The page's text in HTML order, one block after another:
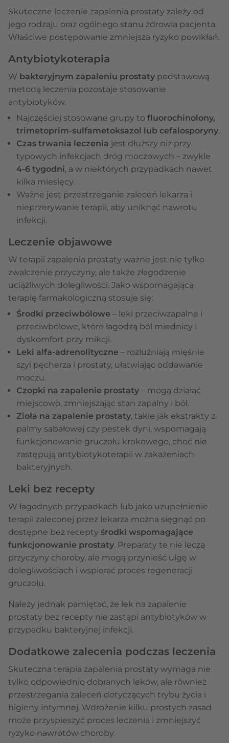
Skuteczne leczenie zapalenia prostaty zależy od
jego rodzaju oraz ogólnego stanu zdrowia pacjenta.
Właściwe postępowanie zmniejsza ryzyko powikłań.
Antybiotykoterapia
W bakteryjnym zapaleniu prostaty podstawową
metodą leczenia pozostaje stosowanie
antybiotyków.
Najczęściej stosowane grupy to fluorochinolony,
trimetoprim-sulfametoksazol lub cefalosporyny.
Czas trwania leczenia jest dłuższy niż przy
typowych infekcjach dróg moczowych – zwykle
4-6 tygodni, a w niektórych przypadkach nawet
kilka miesięcy.
Ważne jest przestrzeganie zaleceń lekarza i
nieprzerywanie terapii, aby uniknąć nawrotu
infekcji.
Leczenie objawowe
W terapii zapalenia prostaty ważne jest nie tylko
zwalczenie przyczyny, ale także złagodzenie
uciążliwych dolegliwości. Jako wspomagającą
terapię farmakologiczną stosuje się:
Środki przeciwbólowe – leki przeciwzapalne i
przeciwbólowe, które łagodzą ból miednicy i
dyskomfort przy mikcji.
Leki alfa-adrenolityczne – rozluźniają mięśnie
szyi pęcherza i prostaty, ułatwiając oddawanie
moczu.
Czopki na zapalenie prostaty – mogą działać
miejscowo, zmniejszając stan zapalny i ból.
Zioła na zapalenie prostaty, takie jak ekstrakty z
palmy sabałowej czy pestek dyni, wspomagają
funkcjonowanie gruczołu krokowego, choć nie
zastępują antybiotykoterapii w zakażeniach
bakteryjnych.
Leki bez recepty
W łagodnych przypadkach lub jako uzupełnienie
terapii zaleconej przez lekarza można sięgnąć po
dostępne bez recepty środki wspomagające
funkcjonowanie prostaty. Preparaty te nie leczą
przyczyny choroby, ale mogą przynieść ulgę w
dolegliwościach i wspierać proces regeneracji
gruczołu.
Należy jednak pamiętać, że lek na zapalenie
prostaty bez recepty nie zastąpi antybiotyków w
przypadku bakteryjnej infekcji.
Dodatkowe zalecenia podczas leczenia
Skuteczna terapia zapalenia prostaty wymaga nie
tylko odpowiednio dobranych leków, ale również
przestrzegania zaleceń dotyczących trybu życia i
higieny intymnej. Wdrożenie kilku prostych zasad
może przyspieszyć proces leczenia i zmniejszyć
ryzyko nawrotów choroby.